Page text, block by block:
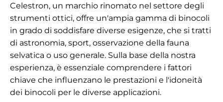
Celestron, un marchio rinomato nel settore degli
strumenti ottici, offre un'ampia gamma di binocoli
in grado di soddisfare diverse esigenze, che si tratti
di astronomia, sport, osservazione della fauna
selvatica o uso generale. Sulla base della nostra
esperienza, è essenziale comprendere i fattori
chiave che influenzano le prestazioni e l'idoneità
dei binocoli per le diverse applicazioni.